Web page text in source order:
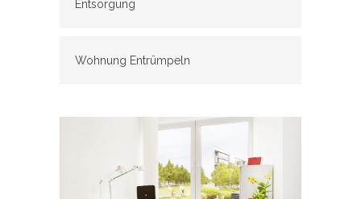
Entsorgung
Wohnung Entrümpeln